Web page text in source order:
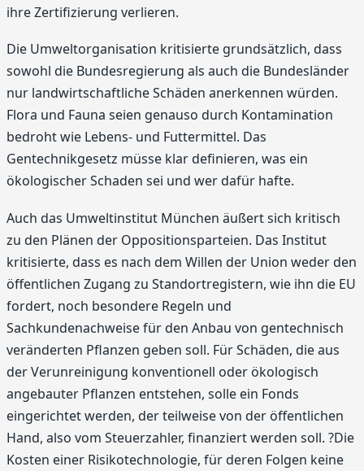
ihre Zertifizierung verlieren.
Die Umweltorganisation kritisierte grundsätzlich, dass
sowohl die Bundesregierung als auch die Bundesländer
nur landwirtschaftliche Schäden anerkennen würden.
Flora und Fauna seien genauso durch Kontamination
bedroht wie Lebens- und Futtermittel. Das
Gentechnikgesetz müsse klar definieren, was ein
ökologischer Schaden sei und wer dafür hafte.
Auch das Umweltinstitut München äußert sich kritisch
zu den Plänen der Oppositionsparteien. Das Institut
kritisierte, dass es nach dem Willen der Union weder den
öffentlichen Zugang zu Standortregistern, wie ihn die EU
fordert, noch besondere Regeln und
Sachkundenachweise für den Anbau von gentechnisch
veränderten Pflanzen geben soll. Für Schäden, die aus
der Verunreinigung konventionell oder ökologisch
angebauter Pflanzen entstehen, solle ein Fonds
eingerichtet werden, der teilweise von der öffentlichen
Hand, also vom Steuerzahler, finanziert werden soll. ?Die
Kosten einer Risikotechnologie, für deren Folgen keine